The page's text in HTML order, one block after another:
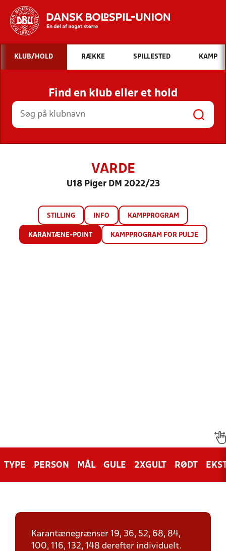
Hvad vil du søge efter?
INDHOLD OG NYHEDER
STILLINGER, RESULTATER, KLUBBER OG
HOLD
KLUB/HOLD RÆKKE SPILLESTED KAMP
Find en klub eller et hold
VARDE
U18 Piger DM 2022/23
STILLING INFO KAMPPROGRAM
KARANTÆNE-POINT KAMPPROGRAM FOR PULJE
TYPE PERSON MÅL GULE 2XGULT RØDT
Karantænegrænser 19, 36, 52, 68, 84,
100, 116, 132, 148 derefter individuelt.